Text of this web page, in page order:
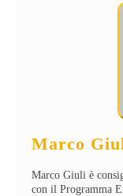
Marco
Marco Giuli è
con il Programma